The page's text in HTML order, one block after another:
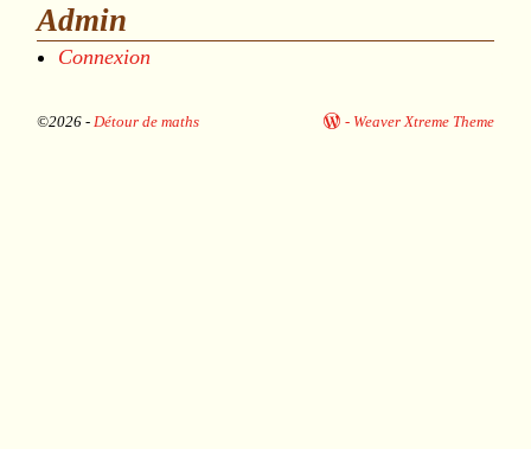
Admin
Connexion
©2026 - Détour de maths - Weaver Xtreme Theme